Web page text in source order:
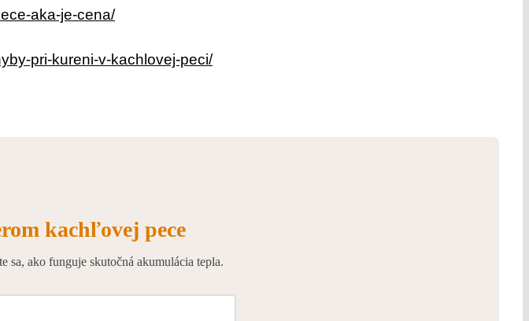
aka-je-cena/
pri-kureni-v-kachlovej-peci/
kachľovej pece
sa, ako funguje skutočná akumulácia tepla.